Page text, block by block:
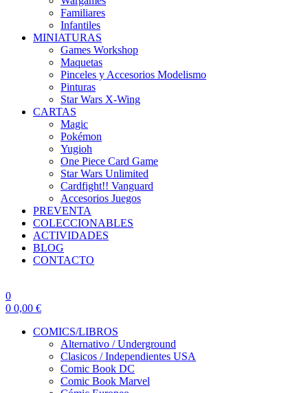
Familiares
Infantiles
MINIATURAS
Games Workshop
Maquetas
Pinceles y Accesorios Modelismo
Pinturas
Star Wars X-Wing
CARTAS
Magic
Pokémon
Yugioh
One Piece Card Game
Star Wars Unlimited
Cardfight!! Vanguard
Accesorios Juegos
PREVENTA
COLECCIONABLES
ACTIVIDADES
BLOG
CONTACTO
0
0 0,00 €
COMICS/LIBROS
Alternativo / Underground
Clasicos / Independientes USA
Comic Book DC
Comic Book Marvel